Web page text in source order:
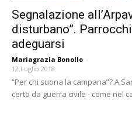
Segnalazione
disturbano”.
adeguarsi
Mariagrazia Bonollo -
12 Luglio 2018
“Per chi suona la campana”? A
certo da guerra civile - come nel